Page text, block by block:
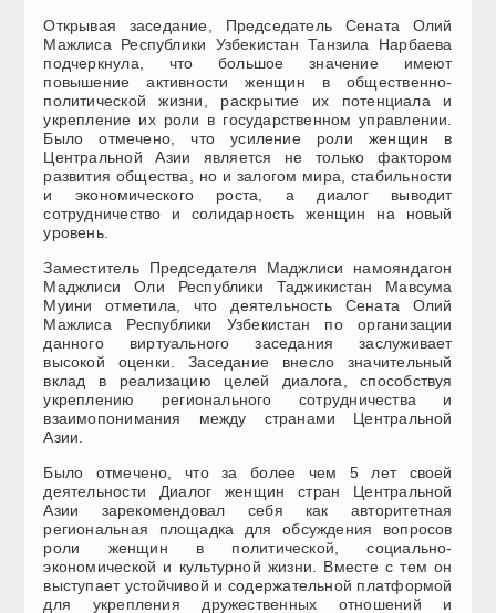
Открывая заседание, Председатель Сената Олий
Мажлиса Республики Узбекистан Танзила Нарбаева
подчеркнула, что большое значение имеют
повышение активности женщин в общественно-
политической жизни, раскрытие их потенциала и
укрепление их роли в государственном управлении.
Было отмечено, что усиление роли женщин в
Центральной Азии является не только фактором
развития общества, но и залогом мира, стабильности
и экономического роста, а диалог выводит
сотрудничество и солидарность женщин на новый
уровень.
Заместитель Председателя Маджлиси намояндагон
Маджлиси Оли Республики Таджикистан Мавсума
Муини отметила, что деятельность Сената Олий
Мажлиса Республики Узбекистан по организации
данного виртуального заседания заслуживает
высокой оценки. Заседание внесло значительный
вклад в реализацию целей диалога, способствуя
укреплению регионального сотрудничества и
взаимопонимания между странами Центральной
Азии.
Было отмечено, что за более чем 5 лет своей
деятельности Диалог женщин стран Центральной
Азии зарекомендовал себя как авторитетная
региональная площадка для обсуждения вопросов
роли женщин в политической, социально-
экономической и культурной жизни. Вместе с тем он
выступает устойчивой и содержательной платформой
для укрепления дружественных отношений и